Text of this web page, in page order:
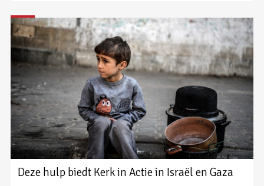
Deze hulp biedt Kerk in Actie in Israël en Gaza